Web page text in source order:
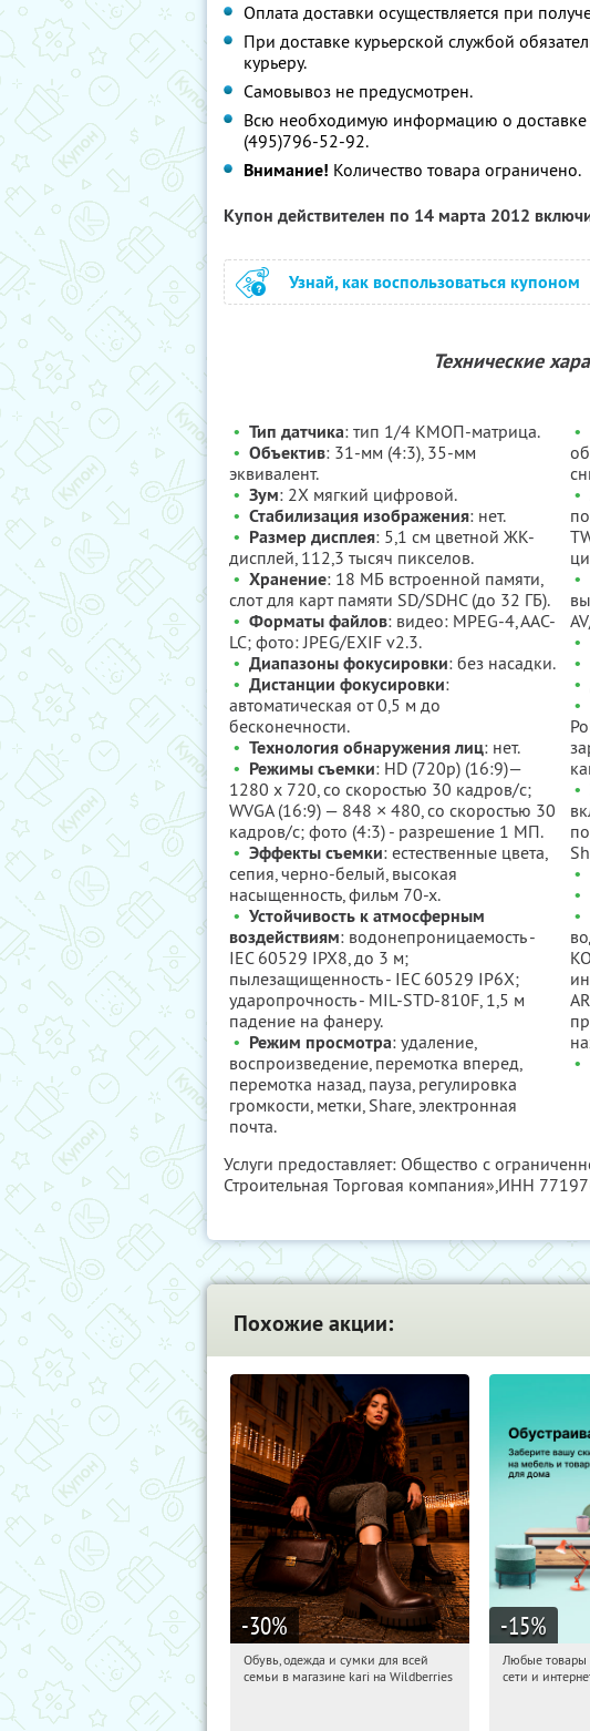
Оплата доставки осуществляется при
При доставке курьерской службой
курьеру.
Самовывоз не предусмотрен.
Всю необходимую информацию о доставке
(495)796-52-92.
Внимание! Количество товара ограничено.
Купон действителен по 14 марта 2012
Узнай, как воспользоваться купоном
Технические
• Тип датчика: тип 1/4 КМОП-матрица.
• Объектив: 31-мм (4:3), 35-мм
эквивалент.
• Зум: 2X мягкий цифровой.
• Стабилизация изображения: нет.
• Размер дисплея: 5,1 см цветной ЖК-
дисплей, 112,3 тысяч пикселов.
• Хранение: 18 МБ встроенной памяти,
слот для карт памяти SD/SDHC (до 32 ГБ).
• Форматы файлов: видео: MPEG-4, AAC-
LC; фото: JPEG/EXIF v2.3.
• Диапазоны фокусировки: без насадки.
• Дистанции фокусировки:
автоматическая от 0,5 м до
бесконечности.
• Технология обнаружения лиц: нет.
• Режимы съемки: HD (720p) (16:9)—
1280 x 720, со скоростью 30 кадров/с;
WVGA (16:9) — 848 × 480, со скоростью 30
кадров/с; фото (4:3) - разрешение 1 МП.
• Эффекты съемки: естественные цвета,
сепия, черно-белый, высокая
насыщенность, фильм 70-х.
• Устойчивость к атмосферным
воздействиям: водонепроницаемость -
IEC 60529 IPX8, до 3 м;
пылезащищенность - IEC 60529 IP6X;
ударопрочность - MIL-STD-810F, 1,5 м
падение на фанеру.
• Режим просмотра: удаление,
воспроизведение, перемотка вперед,
перемотка назад, пауза, регулировка
громкости, метки, Share, электронная
почта.
•
•
•
•
•
•
•
•
•
•
•
•
Услуги предоставляет: Общество с
Строительная Торговая компания»,ИНН
Похожие акции:
-30%
04:40:32 Получили:
Обувь, одежда и сумки для всей
семьи в магазине kari на Wildberries
-15%
04:40:32
Любые товары
сети и